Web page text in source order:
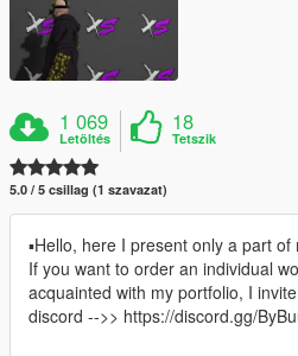
1 069
Letöltés
18
Tetszik
5.0 / 5 csillag (1 szavazat)
▪Hello, here I present only a part of
If you want to order an individual
acquainted with my portfolio, I
discord -->> https://discord.gg/